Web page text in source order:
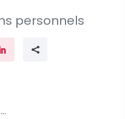
personnels